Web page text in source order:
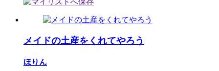
メイドの土産をくれてやろう
ほりん